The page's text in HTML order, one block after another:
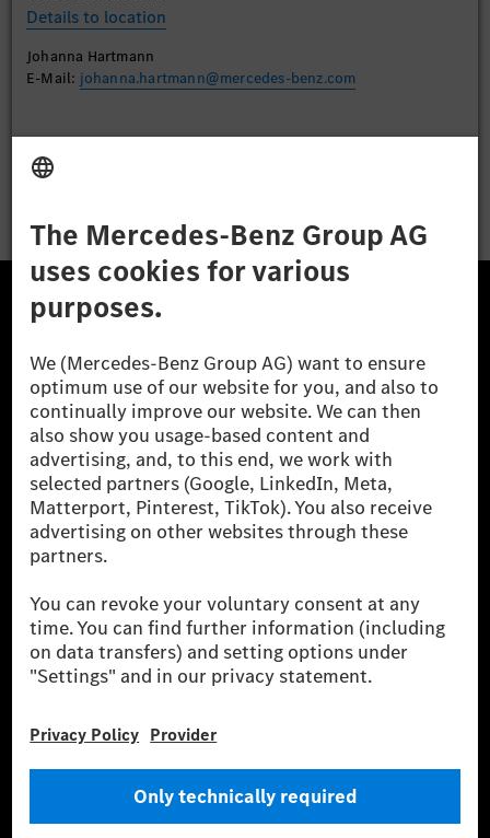
Details to location
Johanna Hartmann
E-Mail: johanna.hartmann@mercedes-benz.com
The Mercedes-Benz Group AG (former Daimler AG) is
one of the world's most successful automotive
companies. With Mercedes-Benz AG, we are one of
the leading global suppliers of premium and luxury
cars and vans. Mercedes-Benz Mobility AG offers
financing, leasing, car subscription and car rental,
fleet management, digital services for charging and
payment, insurance brokerage, as well as innovative
mobility services.
Learn more
Technical Support Hotline Contact
Locations
Do not sell or share my personal information (CCPA & CPRA)